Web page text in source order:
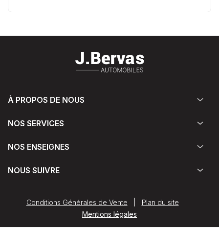
À PROPOS DE NOUS
NOS SERVICES
NOS ENSEIGNES
NOUS SUIVRE
Conditions Générales de Vente Plan du site
Mentions légales